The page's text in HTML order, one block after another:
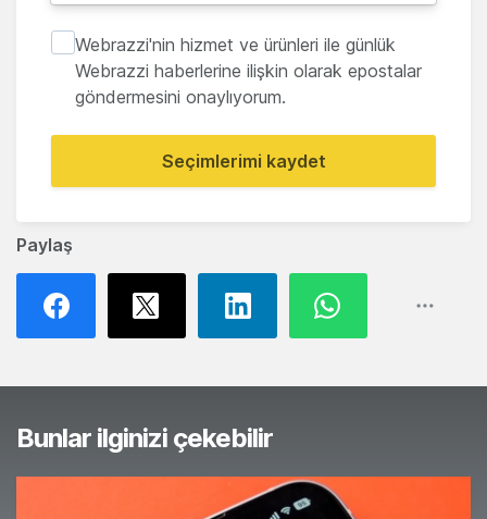
Paylaş
Webrazzi'nin hizmet ve ürünleri ile günlük
Webrazzi haberlerine ilişkin olarak epostalar
göndermesini onaylıyorum.
Seçimlerimi kaydet
Bunlar ilginizi çekebilir